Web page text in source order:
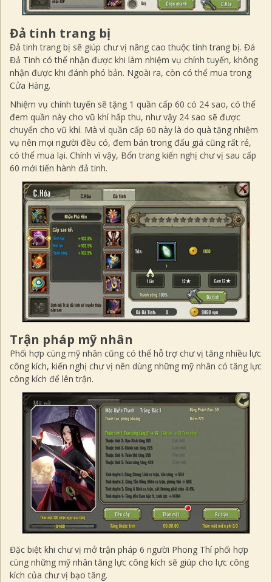
Đả tinh trang bị
Đả tinh trang bị sẽ giúp chư vị nâng cao thuộc tính trang bị. Đá
Đả Tinh có thể nhận được khi làm nhiệm vụ chính tuyến, không
nhận được khi đánh phó bản. Ngoài ra, còn có thể mua trong
Cửa Hàng.
Nhiệm vụ chính tuyến sẽ tặng 1 quần cấp 60 có 24 sao, có thể
đem quần này cho vũ khí hấp thu, như vậy 24 sao sẽ được
chuyển cho vũ khí. Mà vì quần cấp 60 này là do quà tặng nhiệm
vụ nên mọi người đều có, đem bán trong đấu giá cũng rất rẻ,
có thể mua lại. Chính vì vậy, Bổn trang kiến nghị chư vị sau cấp
60 mới tiến hành đả tinh.
Trận pháp mỹ nhân
Phối hợp cùng mỹ nhân cũng có thể hỗ trợ chư vị tăng nhiều lực
công kích, kiến nghị chư vị nên dùng những mỹ nhân có tăng lực
công kích để lên trận.
Đặc biệt khi chư vị mở trận pháp 6 người Phong Thí phối hợp
cùng những mỹ nhân tăng lực công kích sẽ giúp cho lực công
kích của chư vị bạo tăng.